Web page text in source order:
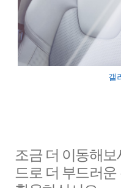
갤
조금 더 이동해
드로 더 부드러